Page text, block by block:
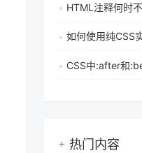
HTML注释何时
如何使用纯CSS
热门内容